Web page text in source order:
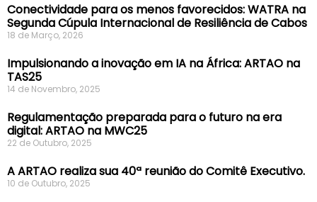
Conectividade para os menos favorecidos: WATRA na
Segunda Cúpula Internacional de Resiliência de Cabos
18 de Março, 2026
Impulsionando a inovação em IA na África: ARTAO na
TAS25
14 de Novembro, 2025
Regulamentação preparada para o futuro na era
digital: ARTAO na MWC25
22 de Outubro, 2025
A ARTAO realiza sua 40ª reunião do Comitê Executivo.
10 de Outubro, 2025